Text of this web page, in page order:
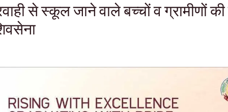
से स्कूल जाने वाले बच्चों व ग्रामीणों